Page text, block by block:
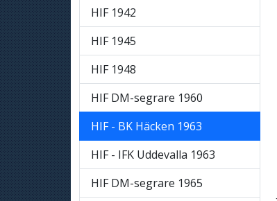
HIF 1942
HIF 1945
HIF 1948
HIF DM-segrare 1960
HIF - BK Häcken 1963
HIF - IFK Uddevalla 1963
HIF DM-segrare 1965